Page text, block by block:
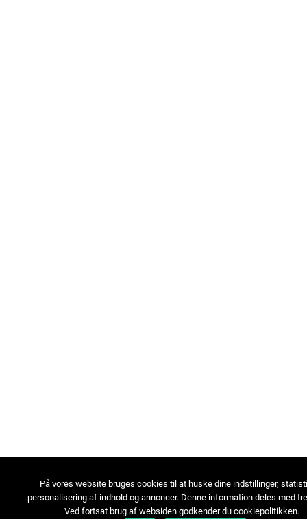
På vores website bruges cookies til at huske dine indstillinger,
personalisering af indhold og annoncer. Denne information deles med
Ved fortsat brug af websiden godkender du cookiepolitikken.